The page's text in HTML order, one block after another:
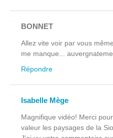
BONNET
Allez vite voir par vous
me manque...
Répondre
Isabelle Mège
Magnifique vidéo! Merci
valeur les paysages de la